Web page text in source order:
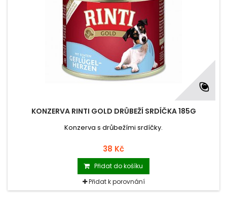
KONZERVA RINTI GOLD DRŮBEŽÍ SRDÍČKA 185G
Konzerva s drůbežími srdíčky.
38 Kč
Přidat do košíku
Přidat k porovnání